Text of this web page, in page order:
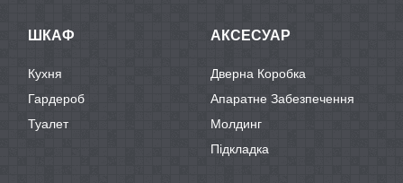
ШКАФ
Кухня
Гардероб
Туалет
АКСЕСУАР
Дверна Коробка
Апаратне Забезпечення
Молдинг
Підкладка